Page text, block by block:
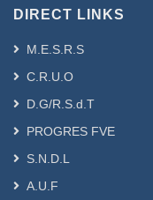
DIRECT LINKS
M.E.S.R.S
C.R.U.O
D.G/R.S.d.T
PROGRES FVE
S.N.D.L
A.U.F